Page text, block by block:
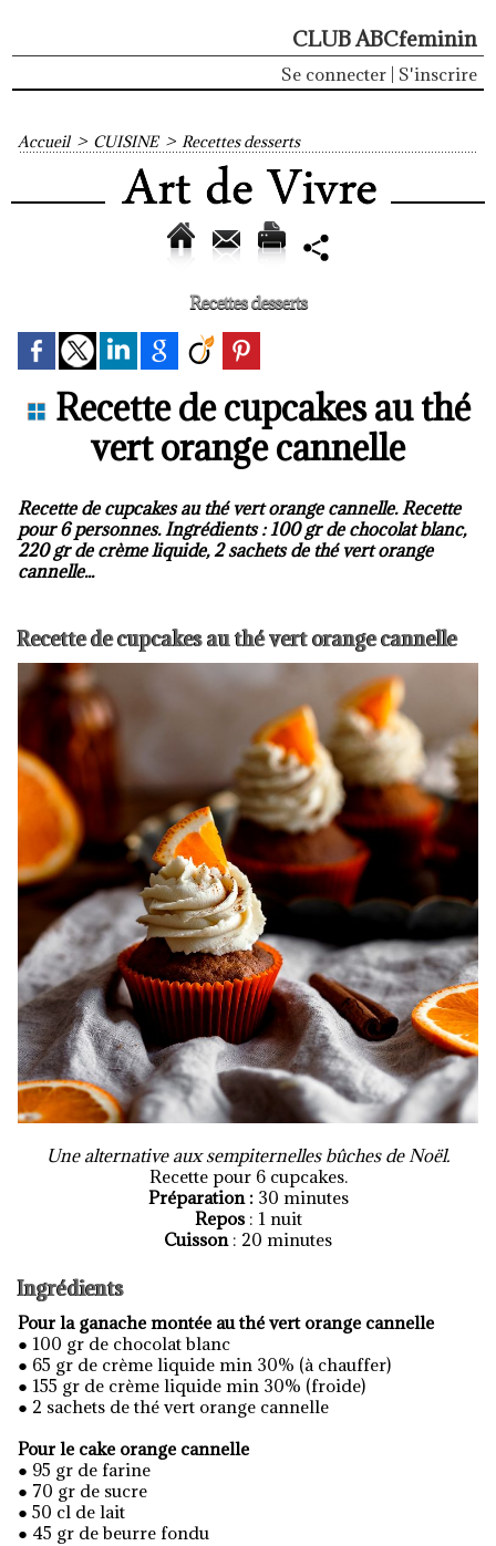
CLUB ABCfeminin
Se connecter S'inscrire
Accueil > CUISINE > Recettes desserts
Recettes desserts
Recette de cupcakes au thé
vert orange cannelle
Recette de cupcakes au thé vert orange cannelle. Recette
pour 6 personnes. Ingrédients : 100 gr de chocolat blanc,
220 gr de crème liquide, 2 sachets de thé vert orange
cannelle...
Recette de cupcakes au thé vert orange cannelle
Une alternative aux sempiternelles bûches de Noël.
Recette pour 6 cupcakes.
Préparation : 30 minutes
Repos : 1 nuit
Cuisson : 20 minutes
Ingrédients
Pour la ganache montée au thé vert orange cannelle
● 100 gr de chocolat blanc
● 65 gr de crème liquide min 30% (à chauffer)
● 155 gr de crème liquide min 30% (froide)
● 2 sachets de thé vert orange cannelle
Pour le cake orange cannelle
● 95 gr de farine
● 70 gr de sucre
● 50 cl de lait
● 45 gr de beurre fondu